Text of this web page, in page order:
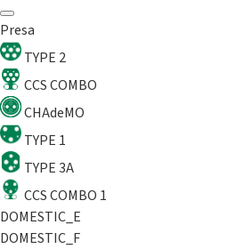
Presa
TYPE 2
CCS COMBO
CHAdeMO
TYPE 1
TYPE 3A
CCS COMBO 1
DOMESTIC_E
DOMESTIC_F